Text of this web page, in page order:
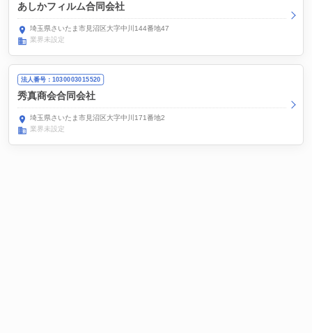
あしかフィルム合同会社
埼玉県さいたま市見沼区大字中川144番地47
業界未設定
法人番号：1030003015520
秀真商会合同会社
埼玉県さいたま市見沼区大字中川171番地2
業界未設定